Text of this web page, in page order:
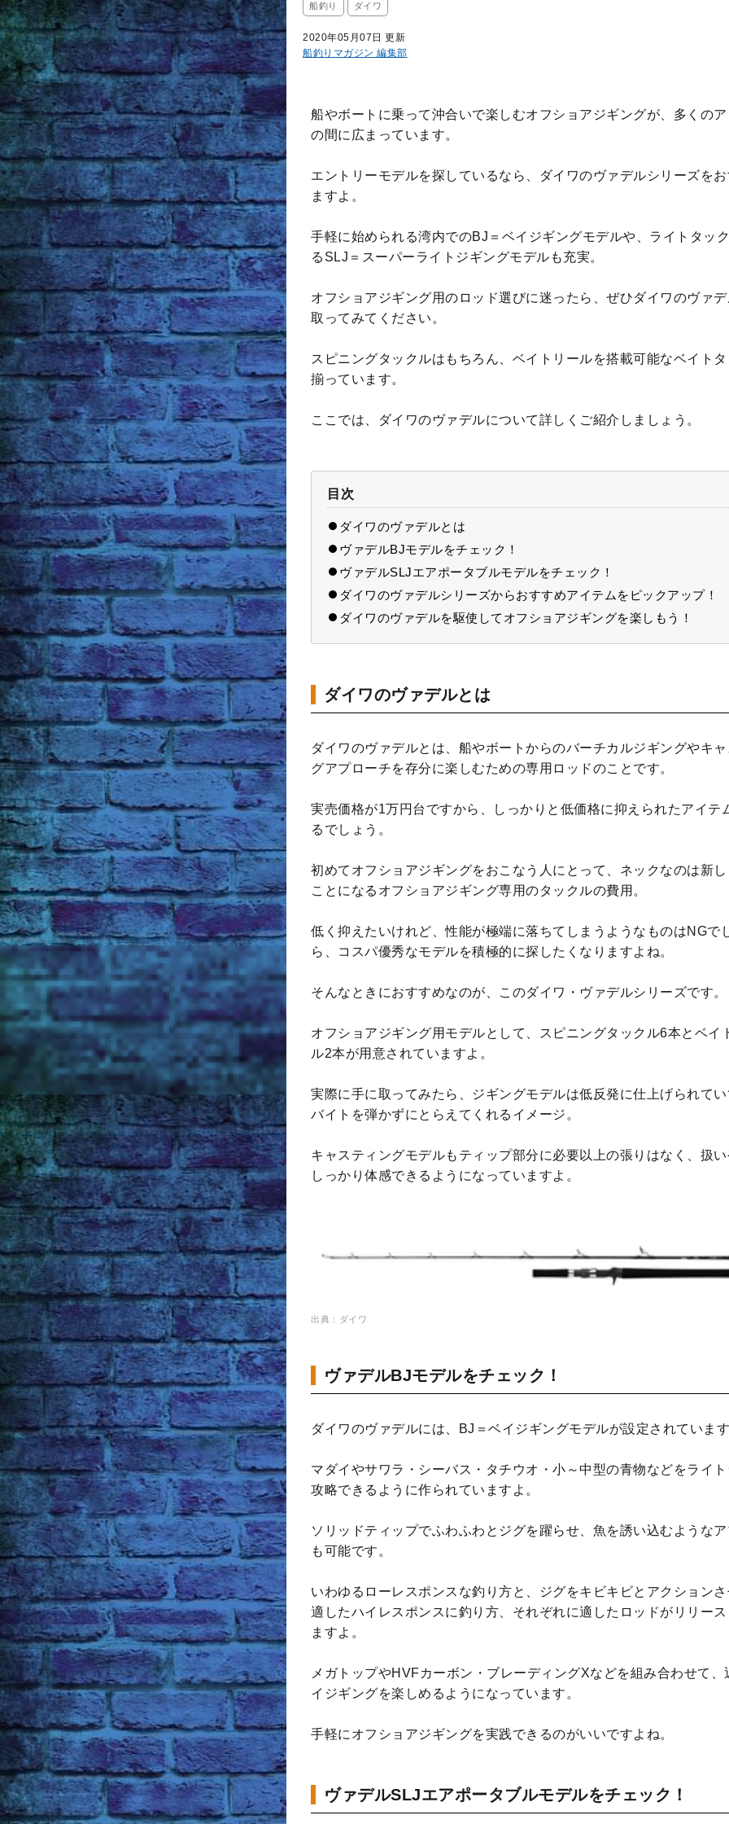
船釣り ダイワ
2020年05月07日 更新
船釣りマガジン 編集部
船やボートに乗って沖合いで楽しむオフショアジギングが、多くの
の間に広まっています。
エントリーモデルを探しているなら、ダイワのヴァデルシリーズを
ますよ。
手軽に始められる湾内でのBJ＝ベイジギングモデルや、ライトタッ
るSLJ＝スーパーライトジギングモデルも充実。
オフショアジギング用のロッド選びに迷ったら、ぜひダイワのヴァ
取ってみてください。
スピニングタックルはもちろん、ベイトリールを搭載可能なベイト
揃っています。
ここでは、ダイワのヴァデルについて詳しくご紹介しましょう。
目次
ダイワのヴァデルとは
ヴァデルBJモデルをチェック！
ヴァデルSLJエアポータブルモデルをチェック！
ダイワのヴァデルシリーズからおすすめアイテムをピックアップ！
ダイワのヴァデルを駆使してオフショアジギングを楽しもう！
ダイワのヴァデルとは
ダイワのヴァデルとは、船やボートからのバーチカルジギングやキ
グアプローチを存分に楽しむための専用ロッドのことです。
実売価格が1万円台ですから、しっかりと低価格に抑えられたアイテ
るでしょう。
初めてオフショアジギングをおこなう人にとって、ネックなのは新
ことになるオフショアジギング専用のタックルの費用。
低く抑えたいけれど、性能が極端に落ちてしまうようなものはNGで
ら、コスパ優秀なモデルを積極的に探したくなりますよね。
そんなときにおすすめなのが、このダイワ・ヴァデルシリーズです。
オフショアジギング用モデルとして、スピニングタックル6本とベイ
ル2本が用意されていますよ。
実際に手に取ってみたら、ジギングモデルは低反発に仕上げられて
バイトを弾かずにとらえてくれるイメージ。
キャスティングモデルもティップ部分に必要以上の張りはなく、扱
しっかり体感できるようになっていますよ。
出典：ダイワ
ヴァデルBJモデルをチェック！
ダイワのヴァデルには、BJ＝ベイジギングモデルが設定されていま
マダイやサワラ・シーバス・タチウオ・小～中型の青物などをライ
攻略できるように作られていますよ。
ソリッドティップでふわふわとジグを躍らせ、魚を誘い込むような
も可能です。
いわゆるローレスポンスな釣り方と、ジグをキビキビとアクション
適したハイレスポンスに釣り方、それぞれに適したロッドがリリー
ますよ。
メガトップやHVFカーボン・ブレーディングXなどを組み合わせて、
イジギングを楽しめるようになっています。
手軽にオフショアジギングを実践できるのがいいですよね。
ヴァデルSLJエアポータブルモデルをチェック！